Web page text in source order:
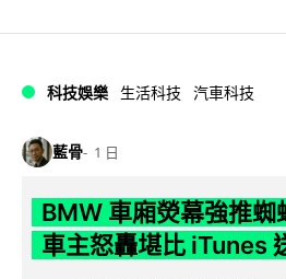
科技娛樂 生活科技 汽車科技
藍骨 1 日
BMW 車廂熒幕強推
車主怒轟堪比 iTunes